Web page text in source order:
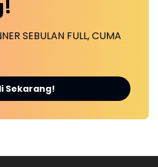
SEBULAN FULL, CUMA
Sekarang!